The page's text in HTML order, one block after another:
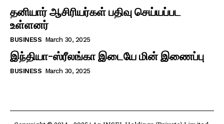
தனியார் ஆசிரியர்கள் பதிவு செய்யப்பட
உள்ளனர்
BUSINESS March 30, 2025
இந்தியா-ஸ்ரீலங்கா இடையே மின் இணைப்பு
BUSINESS March 30, 2025